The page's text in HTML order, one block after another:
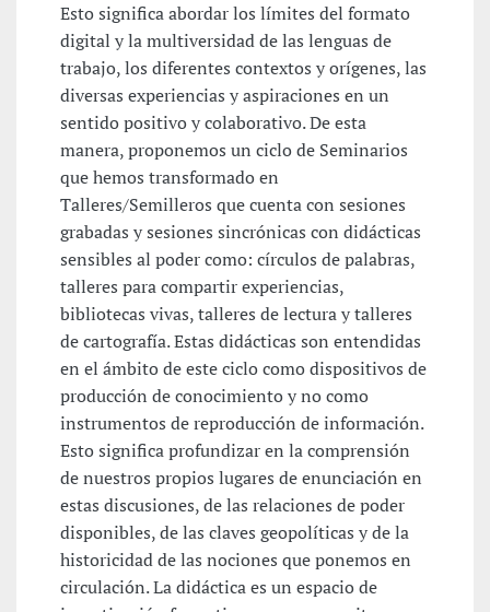
Esto significa abordar los límites del formato
digital y la multiversidad de las lenguas de
trabajo, los diferentes contextos y orígenes, las
diversas experiencias y aspiraciones en un
sentido positivo y colaborativo. De esta
manera, proponemos un ciclo de Seminarios
que hemos transformado en
Talleres/Semilleros que cuenta con sesiones
grabadas y sesiones sincrónicas con didácticas
sensibles al poder como: círculos de palabras,
talleres para compartir experiencias,
bibliotecas vivas, talleres de lectura y talleres
de cartografía. Estas didácticas son entendidas
en el ámbito de este ciclo como dispositivos de
producción de conocimiento y no como
instrumentos de reproducción de información.
Esto significa profundizar en la comprensión
de nuestros propios lugares de enunciación en
estas discusiones, de las relaciones de poder
disponibles, de las claves geopolíticas y de la
historicidad de las nociones que ponemos en
circulación. La didáctica es un espacio de